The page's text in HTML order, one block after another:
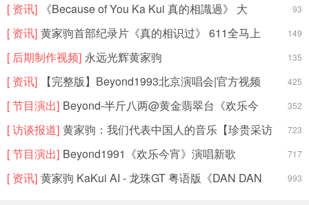
人》
93
[ 资讯] 《Because of You Ka Kui 真的相識過》 大
149
[ 资讯] 黄家驹首部纪录片《真的相识过》 611全马上
135
[ 后期制作视频] 永远光辉黄家驹
425
[ 资讯] 【完整版】Beyond1993北京演唱会|官方视频
352
[ 节目演出] Beyond-半斤八两@黄金翡翠台《欢乐今
宵》
723
[ 访谈报道] 黄家驹：我们代表中国人的音乐【珍贵采访
视
717
[ 节目演出] Beyond1991《欢乐今宵》演唱新歌
《AMANI》
993
[ 资讯] 黄家驹 KaKui AI - 龙珠GT 粤语版《DAN DAN